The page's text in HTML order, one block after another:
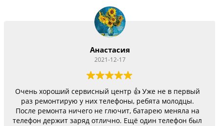
Анастасия
2021-12-17
Очень хороший сервисный центр 👍 Уже не в первый
раз ремонтирую у них телефоны, ребята молодцы.
После ремонта ничего не глючит, батарею меняла на
телефон держит заряд отлично. Ещё один телефон был